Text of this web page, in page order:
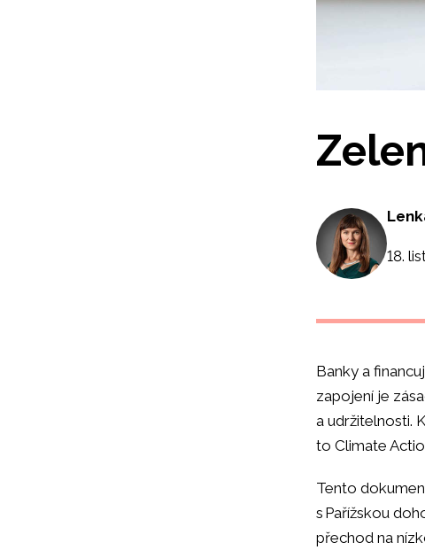
18.
Banky a
zapojení je
a udržitelnosti.
to Climate
Tento
s Pařížskou
přechod na